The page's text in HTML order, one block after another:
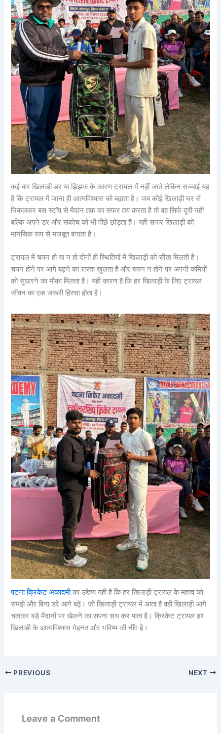
कई बार खिलाड़ी डर या झिझक के कारण ट्रायल में नहीं जाते लेकिन सच्चाई यह
है कि ट्रायल में जाना ही आत्मविश्वास को बढ़ाता है। जब कोई खिलाड़ी घर से
निकलकर बस स्टॉप से मैदान तक का सफर तय करता है तो वह सिर्फ दूरी नहीं
बल्कि अपने डर और संकोच को भी पीछे छोड़ता है। यही सफर खिलाड़ी को
मानसिक रूप से मजबूत बनाता है।
ट्रायल में चयन हो या न हो दोनों ही स्थितियों में खिलाड़ी को सीख मिलती है।
चयन होने पर आगे बढ़ने का रास्ता खुलता है और चयन न होने पर अपनी कमियों
को सुधारने का मौका मिलता है। यही कारण है कि हर खिलाड़ी के लिए ट्रायल
जीवन का एक जरूरी हिस्सा होता है।
पटना क्रिकेट अकादमीका उद्देश्य यही है कि हर खिलाड़ी ट्रायल के महत्व को
समझे और बिना डरे आगे बढ़े। जो खिलाड़ी ट्रायल में आता है वही खिलाड़ी आगे
चलकर बड़े मैदानों पर खेलने का सपना सच कर पाता है। क्रिकेट ट्रायल हर
खिलाड़ी के आत्मविश्वास मेहनत और भविष्य की नींव है।
PREVIOUS NEXT
Leave a Comment